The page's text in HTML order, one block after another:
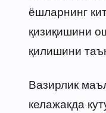
ёшларнинг
қизиқишини
қилишини
Вазирлик
келажакда